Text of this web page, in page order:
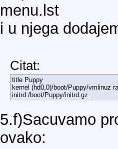
menu.lst
i u njega
Citat:
title Puppy
kernel (hd0,0)/boot/Puppy/vmlinuz
initrd /boot/Puppy/initrd.gz
5.f)Sacuvamo
ovako: